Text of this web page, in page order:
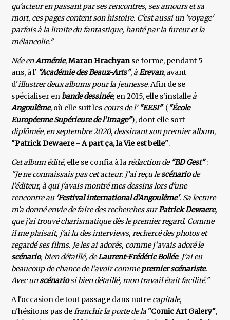
qu'acteur en passant par ses rencontres, ses amours et sa
mort, ces pages content son histoire. C'est aussi un 'voyage'
parfois à la limite du fantastique, hanté par la fureur et la
mélancolie."
Née enArménie,Maran Hrachyanse forme, pendant 5
ans, à l' "Académie des Beaux-Arts",àErevan, avant
d'illustrer deux albums pour la jeunesse. Afin de se
spécialiser en bande dessinée, en 2015, elle s'installeà
Angoulême, où elle suit les cours de l’ "EESI" ( "École
Européenne Supérieure de l’Image"), dont elle sort
diplômée, en septembre 2020, dessinant son premier album,
"Patrick Dewaere - A part ça, la Vie est belle".
Cet album édité, elle se confia à larédaction de"BD Gest":
"Je ne connaissais pas cet acteur. J’ai reçu lescénariode
l’éditeur, à qui j'avais montré mes dessins lors d'une
rencontre au'Festival international d’Angoulême'. Sa lecture
m'a donné envie de faire des recherches surPatrick Dewaere,
que j'ai trouvé charismatique dès le premier regard. Comme
il me plaisait, j'ai lu des interviews, rechercé des photos et
regardé ses films. Je les ai adorés, comme j’avais adoré le
scénario, bien détaillé, deLaurent-Frédéric Bollée. J’ai eu
beaucoup de chance de l’avoir commepremier scénariste.
Avec unscénariosi bien détaillé, mon travail était facilité."
A l'occasion de tout passage dans notre capitale,
n'hésitons pas defranchir la porte de la "Comic Art Galery",